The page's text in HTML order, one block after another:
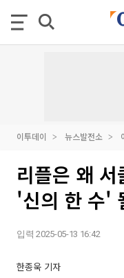
이투데이 뉴스발전소
리플은 왜
'신의 한 수'
입력 2025-05-13 16:42
한종욱 기자